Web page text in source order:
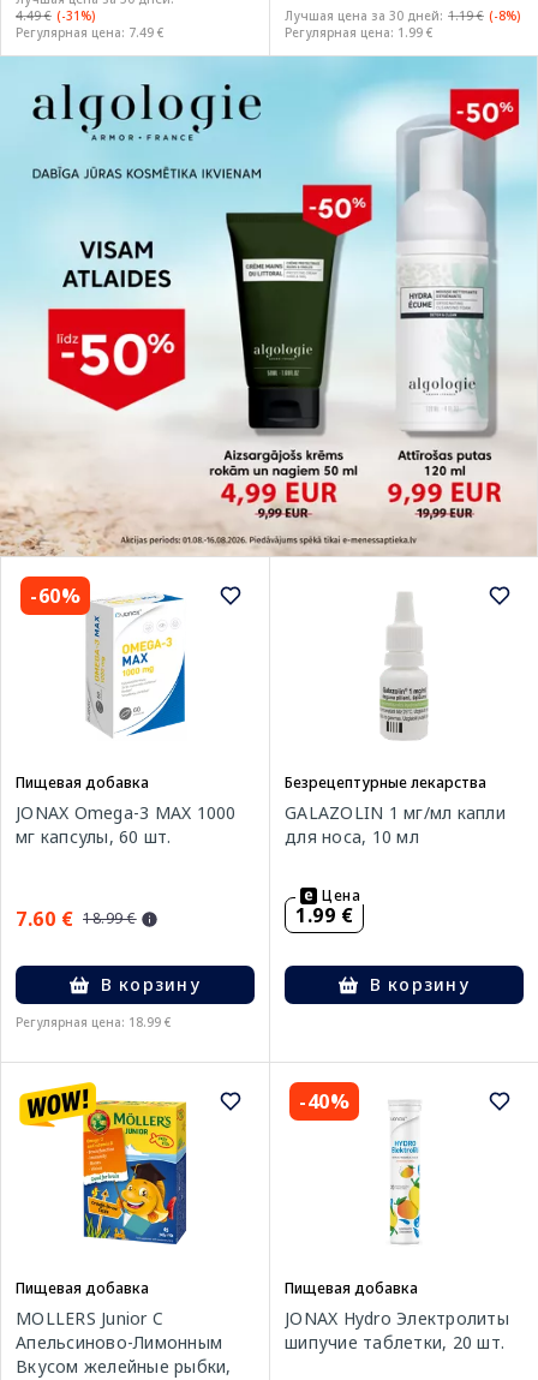
4.49 € (-31%)
Регулярная цена: 7.49 €
Лучшая цена за 30 дней: 1.19 € (-8%)
Регулярная цена: 1.99 €
-60%
Пищевая добавка
JONAX Omega-3 MAX 1000
мг капсулы, 60 шт.
7.60 € 18.99 €
В корзину
Регулярная цена: 18.99 €
Безрецептурные лекарства
GALAZOLIN 1 мг/мл капли
для носа, 10 мл
Цена
1.99 €
В корзину
Пищевая добавка
MOLLERS Junior C
Апельсиново-Лимонным
Вкусом желейные рыбки,
-40%
Пищевая добавка
JONAX Hydro Электролиты
шипучие таблетки, 20 шт.